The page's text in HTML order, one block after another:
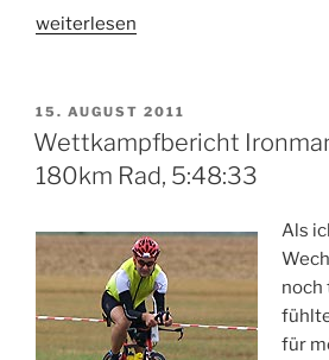
„Wettkampfbericht
42,2km
Marathon,
3:58:48“
weiterlesen
VERÖFFENTLICHT
AM
15. AUGUST 2011
Wettkampfbericht
180km Rad, 5:48:33
Als
noch
für